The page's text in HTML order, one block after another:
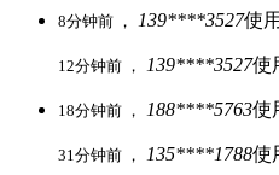
8分钟前 ， 139****3527使
12分钟前 ， 139****3527使
18分钟前 ， 188****5763使
31分钟前 ， 135****1788使